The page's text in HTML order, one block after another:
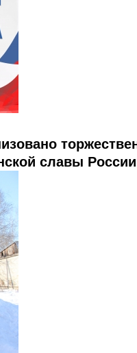
славы России